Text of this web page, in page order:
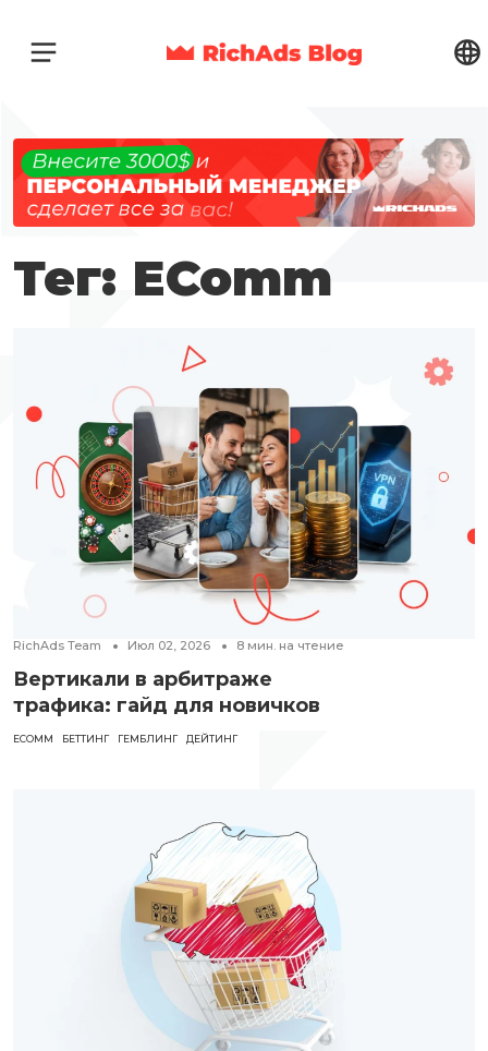
Тег: EComm
RichAds Team Июл 02, 2026 8 мин. на чтение
Вертикали в арбитраже
трафика: гайд для новичков
ECOMM БЕТТИНГ ГЕМБЛИНГ ДЕЙТИНГ